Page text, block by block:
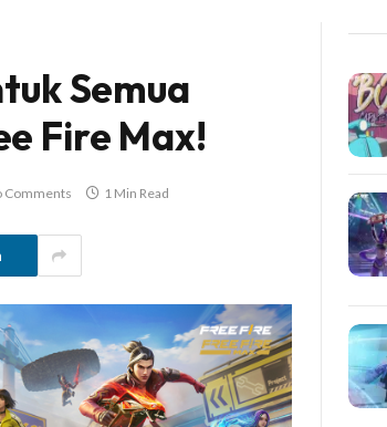
Semua
Fire Max!
Comments 1 Min Read